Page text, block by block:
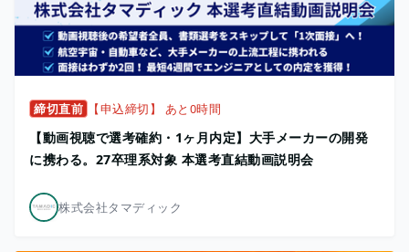
締切直前 【申込締切】 あと0時間
【動画視聴で選考確約・1ヶ月内定】大手メーカーの開発
に携わる。27卒理系対象 本選考直結動画説明会
株式会社タマディック